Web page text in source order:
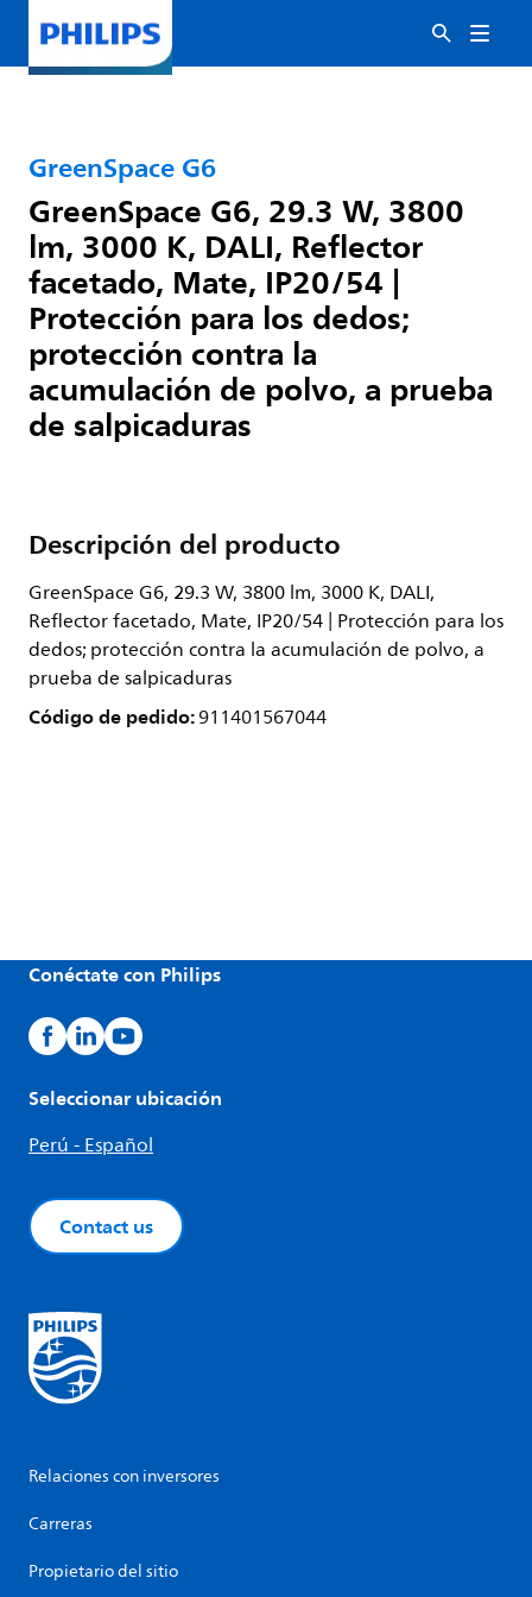
GreenSpace G6
GreenSpace G6, 29.3 W, 3800
lm, 3000 K, DALI, Reflector
facetado, Mate, IP20/54 |
Protección para los dedos;
protección contra la
acumulación de polvo, a prueba
de salpicaduras
Descripción del producto
GreenSpace G6, 29.3 W, 3800 lm, 3000 K, DALI,
Reflector facetado, Mate, IP20/54 | Protección para los
dedos; protección contra la acumulación de polvo, a
prueba de salpicaduras
Código de pedido:911401567044
Conéctate con Philips
Seleccionar ubicación
Perú - Español
Contact us
Relaciones con inversores
Carreras
Propietario del sitio